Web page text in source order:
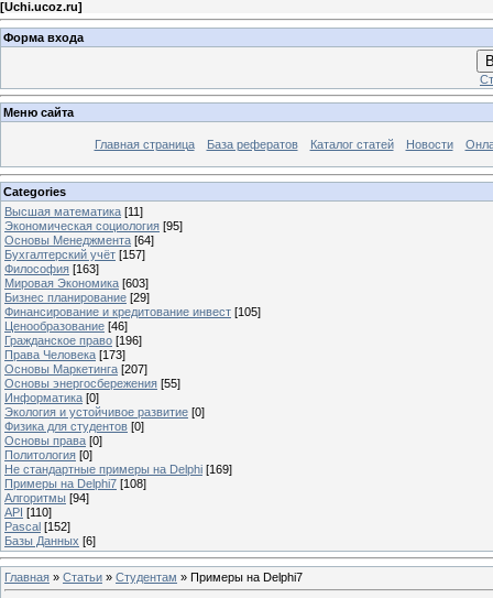
[Uchi.ucoz.ru]
Форма входа
Меню сайта
Главная страница База рефератов Каталог статей Новости
Categories
Высшая математика [11]
Экономическая социология [95]
Основы Менеджмента [64]
Бухгалтерский учёт [157]
Философия [163]
Мировая Экономика [603]
Бизнес планирование [29]
Финансирование и кредитование инвест [105]
Ценообразование [46]
Гражданское право [196]
Права Человека [173]
Основы Маркетинга [207]
Основы энергосбережения [55]
Информатика [0]
Экология и устойчивое развитие [0]
Физика для студентов [0]
Основы права [0]
Политология [0]
Не стандартные примеры на Delphi [169]
Примеры на Delphi7 [108]
Алгоритмы [94]
API [110]
Pascal [152]
Базы Данных [6]
Главная » Статьи » Студентам » Примеры на Delphi7